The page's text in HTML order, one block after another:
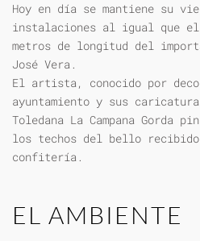
Hoy en día se mantiene su
instalaciones al igual que
metros de longitud del
José Vera.
El artista, conocido por
ayuntamiento y sus
Toledana La Campana Gorda
los techos del bello
confitería.
EL AMBIENTE